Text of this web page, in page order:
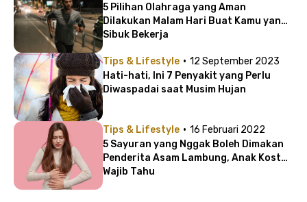
5 Pilihan Olahraga yang Aman
Dilakukan Malam Hari Buat Kamu yang
Sibuk Bekerja
Tips & Lifestyle · 12 September 2023
Hati-hati, Ini 7 Penyakit yang Perlu
Diwaspadai saat Musim Hujan
Tips & Lifestyle · 16 Februari 2022
5 Sayuran yang Nggak Boleh Dimakan
Penderita Asam Lambung, Anak Kost
Wajib Tahu